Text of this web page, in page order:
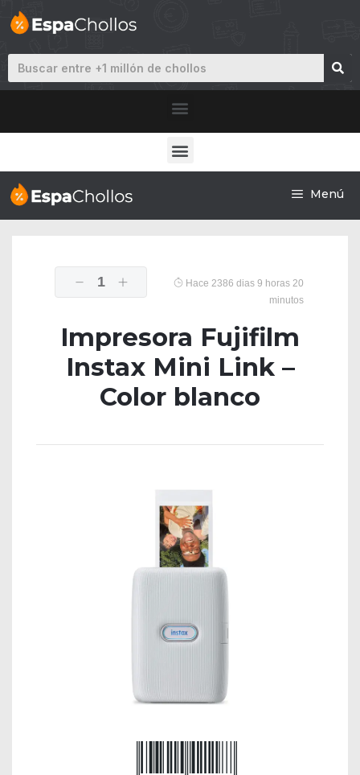
Menú
1
Hace 2386 dias 9 horas 20
minutos
Impresora Fujifilm
Instax Mini Link –
Color blanco